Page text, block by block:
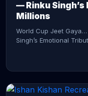
— Rinku
Millions
World Cup Jeet
Singh’s Emotional